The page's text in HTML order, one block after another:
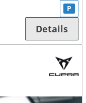
P
Details